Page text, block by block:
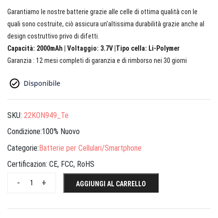
Garantiamo le nostre batterie grazie alle celle di ottima qualità con le
quali sono costruite, ciò assicura un’altissima durabilità grazie anche al
design costruttivo privo di difetti.
Capacità: 2000mAh | Voltaggio: 3.7V |Tipo cella: Li-Polymer
Garanzia : 12 mesi completi di garanzia e di rimborso nei 30 giorni
SKU: 22KON949_Te
Condizione:100% Nuovo
Categorie:Batterie per Cellulari/Smartphone
Certificazion: CE, FCC, RoHS
+
- AGGIUNGI AL CARRELLO